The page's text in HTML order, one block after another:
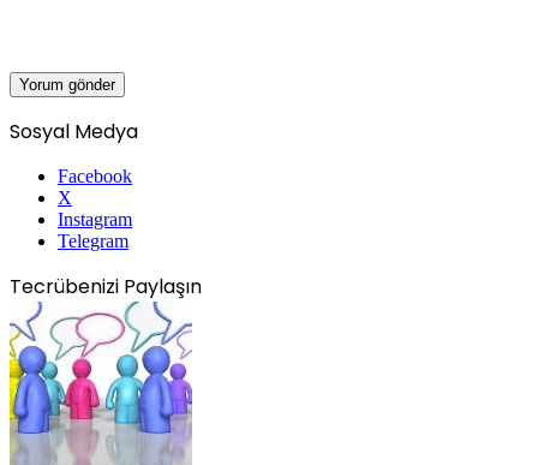
Sosyal Medya
Facebook
X
Instagram
Telegram
Tecrübenizi Paylaşın